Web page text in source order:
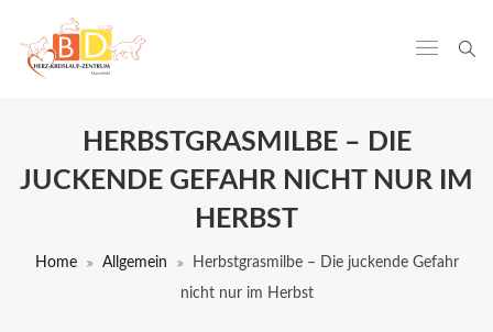
HERBSTGRASMILBE – DIE
JUCKENDE GEFAHR NICHT NUR IM
HERBST
Home Allgemein
Herbstgrasmilbe – Die juckende Gefahr
nicht nur im Herbst